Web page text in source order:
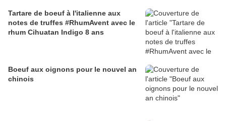
Tartare de boeuf à l'italienne aux
notes de truffes #RhumAvent avec le
rhum Cihuatan Indigo 8 ans
Boeuf aux oignons pour le nouvel an
chinois